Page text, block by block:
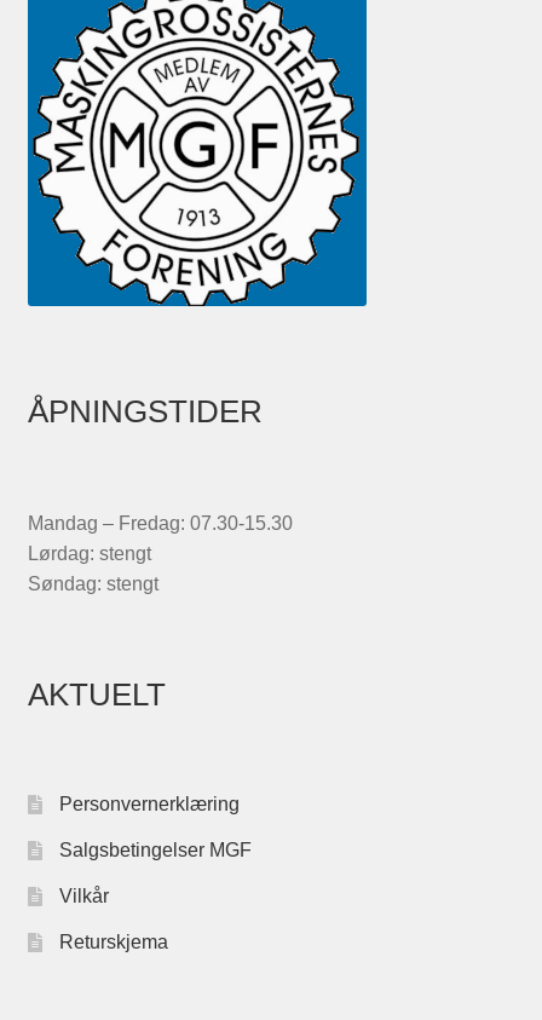
ÅPNINGSTIDER
Mandag – Fredag: 07.30-15.30
Lørdag: stengt
Søndag: stengt
AKTUELT
Personvernerklæring
Salgsbetingelser MGF
Vilkår
Returskjema